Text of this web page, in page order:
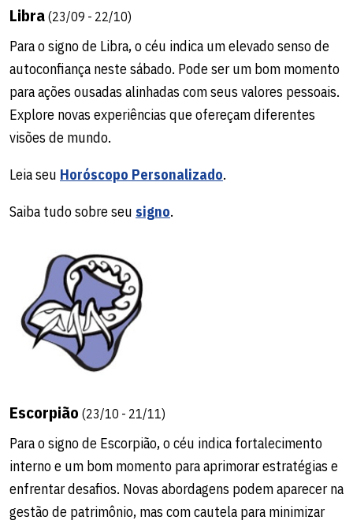
Libra (23/09 - 22/10)
Para o signo de Libra, o céu indica um elevado senso de
autoconfiança neste sábado. Pode ser um bom momento
para ações ousadas alinhadas com seus valores pessoais.
Explore novas experiências que ofereçam diferentes
visões de mundo.
Leia seu Horóscopo Personalizado.
Saiba tudo sobre seu signo.
Escorpião (23/10 - 21/11)
Para o signo de Escorpião, o céu indica fortalecimento
interno e um bom momento para aprimorar estratégias e
enfrentar desafios. Novas abordagens podem aparecer na
gestão de patrimônio, mas com cautela para minimizar